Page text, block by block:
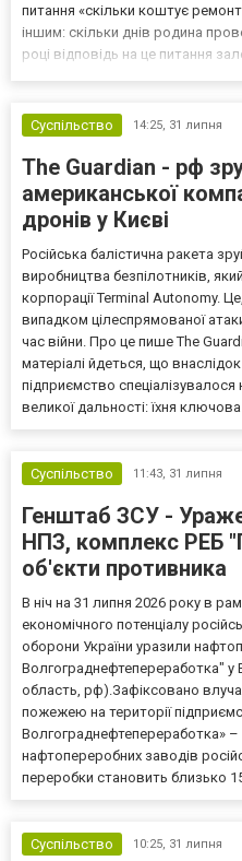
питання «скільки коштує
іншим: скільки днів родина
році відповідь на це питання
Суспільство
14:25, 31 липня
The Guardian - рф
американської
дронів у Києві
Російська балістична ракета
виробництва безпілотників,
корпорації Terminal Autonomy.
випадком цілеспрямованої
час війни. Про це пише The
матеріалі йдеться, що
підприємство
великої дальності: їхня
Суспільство 11:43, 31 липня
Генштаб ЗСУ -
НПЗ, комплекс РЕБ
об'єкти противника
В ніч на 31 липня 2026 року в
економічного потенціалу
оборони України уразили
Волгограднефтепереработка" у
область, рф).Зафіксовано
пожежею на території
Волгограднефтепереработка» –
нафтопереробних заводів
переробки становить близько
Суспільство 10:25, 31 липня